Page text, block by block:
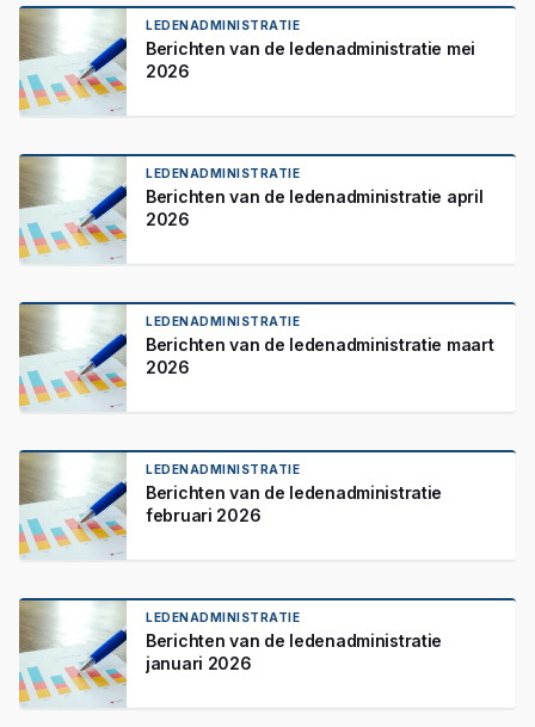
LEDENADMINISTRATIE
Berichten van de ledenadministratie mei
2026
LEDENADMINISTRATIE
Berichten van de ledenadministratie april
2026
LEDENADMINISTRATIE
Berichten van de ledenadministratie maart
2026
LEDENADMINISTRATIE
Berichten van de ledenadministratie
februari 2026
LEDENADMINISTRATIE
Berichten van de ledenadministratie
januari 2026